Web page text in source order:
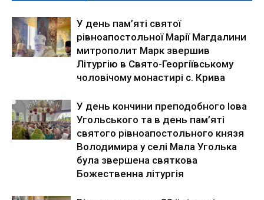
У день пам’яті святої
рівноапостольної Марії Магдалини
митрополит Марк звершив
Літургію в Свято-Георгіївському
чоловічому монастирі с. Крива
У день кончини преподобного Іова
Угольського та в день пам’яті
святого рівноапостольного князя
Володимира у селі Мала Уголька
була звершена святкова
Божественна літургія